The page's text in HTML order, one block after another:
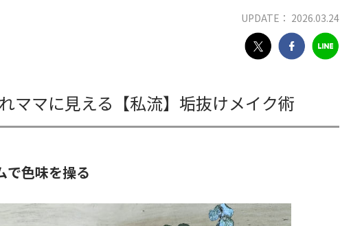
UPDATE： 2026.03.24
ママに見える【私流】垢抜けメイク術
で色味を操る